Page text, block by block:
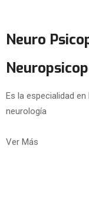
Neuro
Es la especialidad
neurología
Ver Más